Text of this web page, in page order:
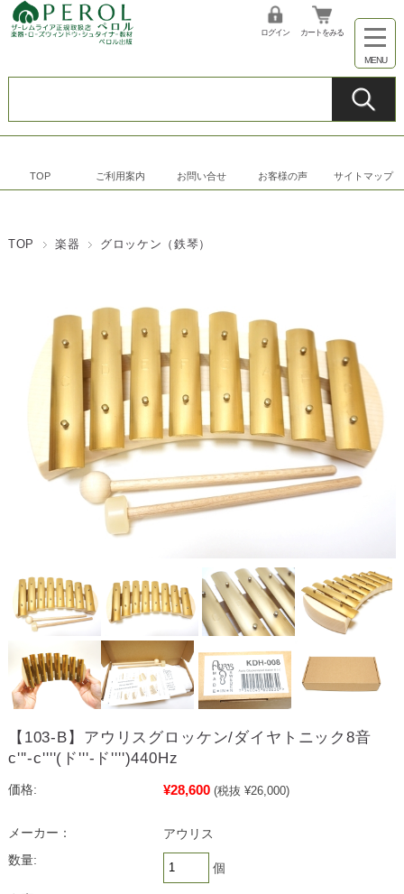
ログイン カートをみる
TOP ご利用案内 お問い合せ お客様の声 サイトマップ
TOP 楽器 グロッケン（鉄琴）
【103-B】アウリスグロッケン/ダイヤトニック8音
c'''-c''''(ド'''-ド'''')440Hz
価格: ¥28,600 (税抜 ¥26,000)
メーカー：
アウリス
数量:
個